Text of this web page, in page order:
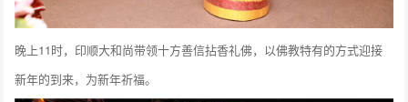
晚上11时，印顺大和尚带领十方善信拈香礼佛，以佛教特有的方式迎接
新年的到来，为新年祈福。